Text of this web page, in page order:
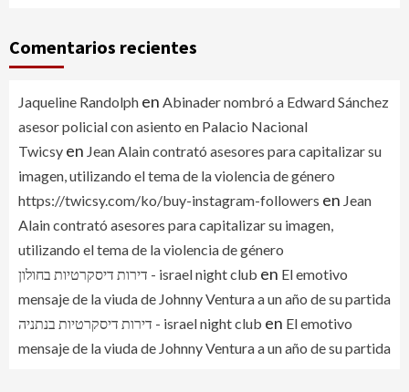
Comentarios recientes
Jaqueline Randolph en Abinader nombró a Edward Sánchez
asesor policial con asiento en Palacio Nacional
Twicsy en Jean Alain contrató asesores para capitalizar su
imagen, utilizando el tema de la violencia de género
https://twicsy.com/ko/buy-instagram-followers en Jean
Alain contrató asesores para capitalizar su imagen,
utilizando el tema de la violencia de género
דירות דיסקרטיות בחולון - israel night club en El emotivo
mensaje de la viuda de Johnny Ventura a un año de su partida
דירות דיסקרטיות בנתניה - israel night club en El emotivo
mensaje de la viuda de Johnny Ventura a un año de su partida